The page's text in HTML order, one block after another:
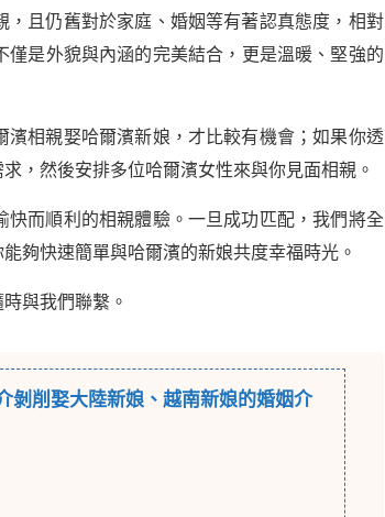
且仍舊對於家庭、婚姻等有著認真態度，相對
是外貌與內涵的完美結合，更是溫暖、堅強的
相親娶哈爾濱新娘，才比較有機會；如果你透
，然後安排多位哈爾濱女性來與你見面相親。
而順利的相親體驗。一旦成功匹配，我們將全
夠快速簡單與哈爾濱的新娘共度幸福時光。
與我們聯繫。
剝削娶大陸新娘、越南新娘的婚姻介